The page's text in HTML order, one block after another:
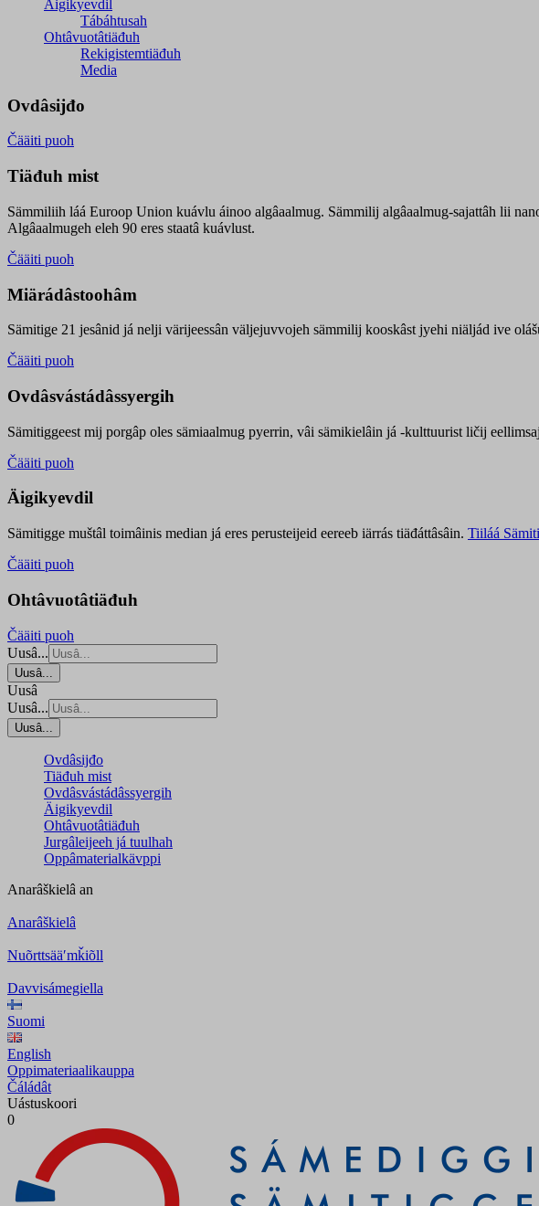
Äigikyevdil
Tábáhtusah
Ohtâvuotâtiäđuh
Rekigistemtiäđuh
Media
Ovdâsijđo
Čääiti puoh
Tiäđuh mist
Sämmiliih láá Euroop Union kuávlu áinoo algâaalmug. Sämmilij algâaalmug-sajattâh lii
Algâaalmugeh eleh 90 eres staatâ kuávlust.
Čääiti puoh
Miärádâstoohâm
Sämitige 21 jesânid já nelji värijeessân väljejuvvojeh sämmilij kooskâst jyehi niäljád ive
Čääiti puoh
Ovdâsvástádâssyergih
Sämitiggeest mij porgâp oles sämiaalmug pyerrin, vâi sämikielâin já -kulttuurist ličij
Čääiti puoh
Äigikyevdil
Sämitigge muštâl toimâinis median já eres perusteijeid eereeb iärrás tiäđáttâsâin. Tiiláá
Čääiti puoh
Ohtâvuotâtiäđuh
Čääiti puoh
Uusâ...
Uusâ...
Uusâ
Uusâ...
Uusâ...
Ovdâsijđo
Tiäđuh mist
Ovdâsvástádâssyergih
Äigikyevdil
Ohtâvuotâtiäđuh
Jurgâleijeeh já tuulhah
Oppâmaterialkävppi
Anarâškielâ an
Anarâškielâ
Nuõrttsääʹmǩiõll
Davvisámegiella
Suomi
English
Oppimateriaalikauppa
Čáládât
Uástuskoori
0